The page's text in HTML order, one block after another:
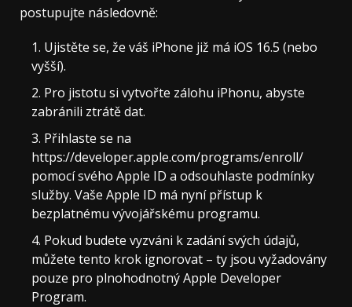
postupujte následovně:
Ujistěte se, že váš iPhone již má iOS 16.5 (nebo
vyšší).
Pro jistotu si vytvořte zálohu iPhonu, abyste
zabránili ztrátě dat.
Přihlaste se na
https://developer.apple.com/programs/enroll/
pomocí svého Apple ID a odsouhlaste podmínky
služby. Vaše Apple ID má nyní přístup k
bezplatnému vývojářskému programu.
Pokud budete vyzváni k zadání svých údajů,
můžete tento krok ignorovat – ty jsou vyžadovány
pouze pro plnohodnotný Apple Developer
Program.